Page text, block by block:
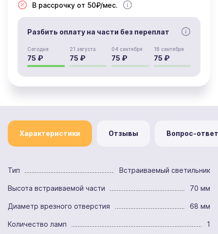
В рассрочку от 50₽/мес.
Разбить оплату на части без переплат
Сегодня
75 ₽
21 августа
75 ₽
04 сентября
75 ₽
18 сентября
75 ₽
Характеристики Отзывы Вопрос-ответ
Тип Встраиваемый светильник
Высота встраиваемой части 70 мм
Диаметр врезного отверстия 68 мм
Количество ламп 1